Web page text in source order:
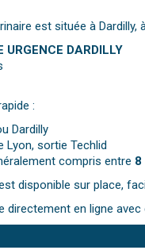
est située à
URGENCE DARDILLY
:
Dardilly
Lyon, sortie Techlid
compris entre 8
disponible sur place,
directement en ligne avec